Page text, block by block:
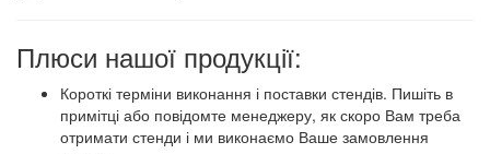
Плюси нашої продукції:
Короткі терміни виконання і поставки стендів. Пишіть в
примітці або повідомте менеджеру, як скоро Вам треба
отримати стенди і ми виконаємо Ваше замовлення